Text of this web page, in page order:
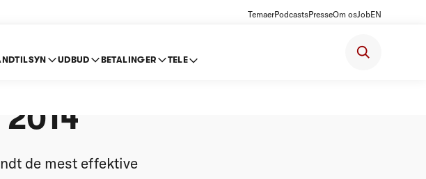
TemaerPodcastsPresseOm osJobEN
UDBUD BETALINGER TELE
de mest effektive